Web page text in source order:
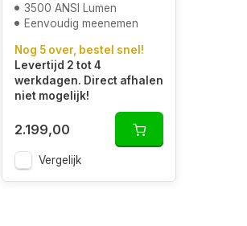
3500 ANSI Lumen
Eenvoudig meenemen
Nog 5 over, bestel snel!
Levertijd 2 tot 4
werkdagen. Direct afhalen
niet mogelijk!
2.199,00
Vergelijk